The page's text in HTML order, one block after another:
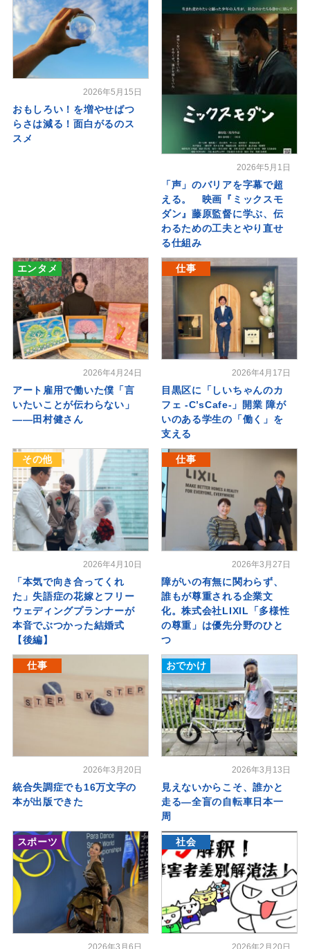
2026年5月15日
おもしろい！を増やせばつ
らさは減る！面白がるのス
スメ
2026年5月1日
「声」のバリアを字幕で超
える。 映画『ミックスモ
ダン』藤原監督に学ぶ、伝
わるための工夫とやり直せ
る仕組み
エンタメ
2026年4月24日
アート雇用で働いた僕「言
いたいことが伝わらない」
――田村健さん
仕事
2026年4月17日
目黒区に「しいちゃんのカ
フェ -C’sCafe-」開業 障が
いのある学生の「働く」を
支える
その他
2026年4月10日
「本気で向き合ってくれ
た」失語症の花嫁とフリー
ウェディングプランナーが
本音でぶつかった結婚式
【後編】
仕事
2026年3月27日
障がいの有無に関わらず、
誰もが尊重される企業文
化。株式会社LIXIL「多様性
の尊重」は優先分野のひと
つ
仕事
2026年3月20日
統合失調症でも16万文字の
本が出版できた
おでかけ
2026年3月13日
見えないからこそ、誰かと
走る―全盲の自転車日本一
周
スポーツ
2026年3月6日
社会
2026年2月20日